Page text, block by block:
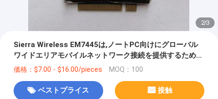
2/3
Sierra Wireless EM7445は,ノートPC向けにグローバル
ワイドエリアモバイルネットワーク接続を提供するために
設計された,M.2形式の高速4G LTE-Advanced Pro Cat.6
価格：$7.00 - $16.00/pieces MOQ：100
ベストプライス 接触